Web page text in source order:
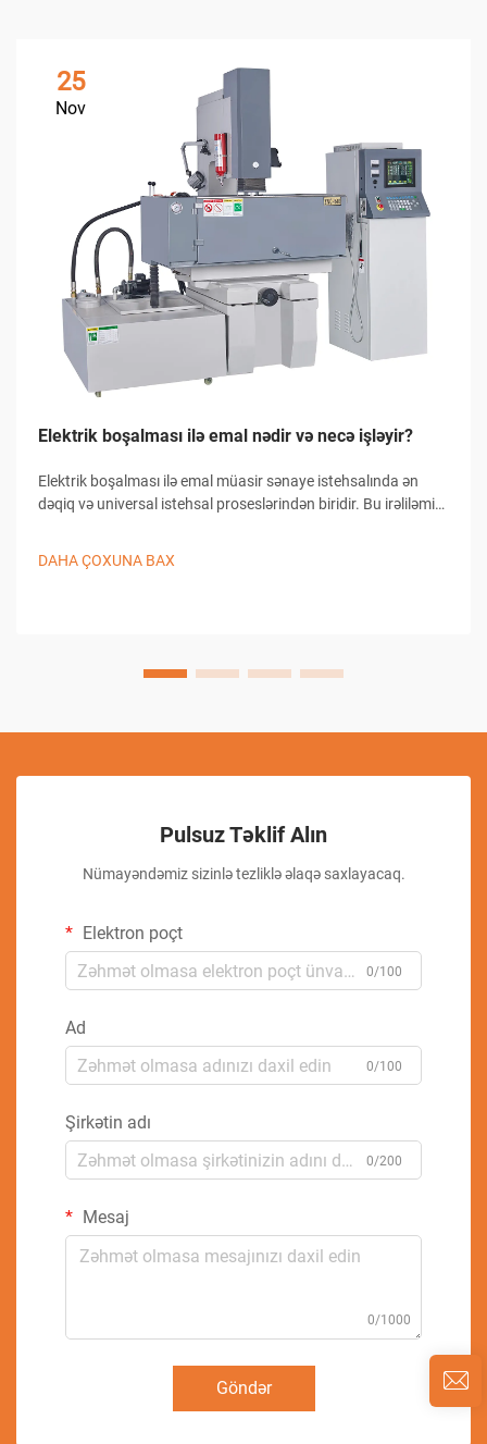
25
Nov
Elektrik boşalması ilə emal nədir və necə işləyir?
Elektrik boşalması ilə emal müasir sənaye istehsalında ən
dəqiq və universal istehsal proseslərindən biridir. Bu irəliləmiş
DAHA ÇOXUNA BAX
Pulsuz Təklif Alın
Nümayəndəmiz sizinlə tezliklə əlaqə saxlayacaq.
Elektron poçt
0/100
Ad
0/100
Şirkətin adı
0/200
Mesaj
0/1000
Göndər